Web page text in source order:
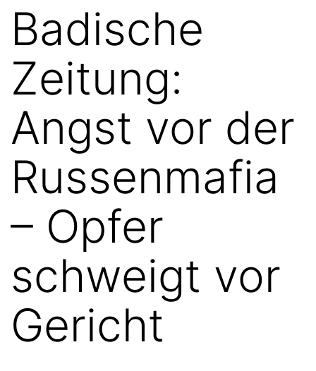
Badische
Zeitung:
Angst vor der
Russenmafia
– Opfer
schweigt vor
Gericht